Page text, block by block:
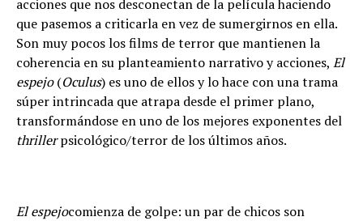
acciones que nos desconectan de la película haciendo
que pasemos a criticarla en vez de sumergirnos en ella.
Son muy pocos los films de terror que mantienen la
coherencia en su planteamiento narrativo y acciones, El
espejo(Oculus) es uno de ellos y lo hace con una trama
súper intrincada que atrapa desde el primer plano,
transformándose en uno de los mejores exponentes del
thrillerpsicológico/terror de losúltimos años.
El espejocomienza de golpe: un par de chicos son